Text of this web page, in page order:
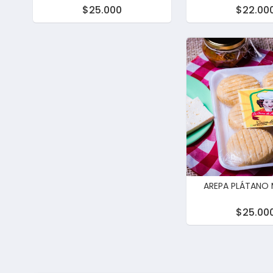
$25.000
AREPA PLÁTANO